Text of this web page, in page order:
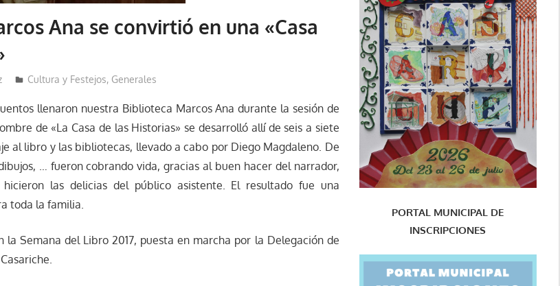
Ana se convirtió en una «Casa
Cultura y Festejos, Generales
llenaron nuestra Biblioteca Marcos Ana durante la sesión de
de «La Casa de las Historias» se desarrolló allí de seis a siete
al libro y las bibliotecas, llevado a cabo por Diego Magdaleno. De
… fueron cobrando vida, gracias al buen hacer del narrador,
las delicias del público asistente. El resultado fue una
toda la familia.
la Semana del Libro 2017, puesta en marcha por la Delegación de
PORTAL MUNICIPAL DE
INSCRIPCIONES